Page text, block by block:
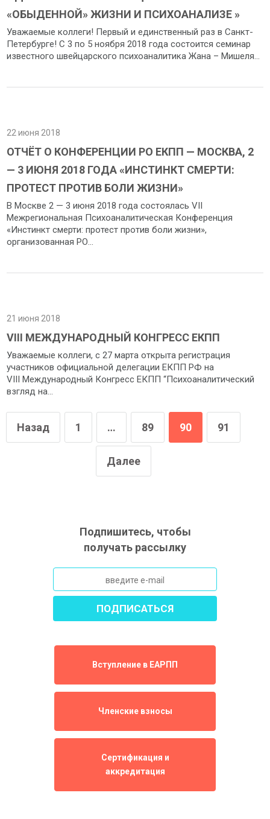
«ОБЫДЕННОЙ» ЖИЗНИ И ПСИХОАНАЛИЗЕ »
Уважаемые коллеги! Первый и единственный раз в Санкт-
Петербурге! С 3 по 5 ноября 2018 года состоится семинар
известного швейцарского психоаналитика Жана – Мишеля...
22 июня 2018
ОТЧЁТ О КОНФЕРЕНЦИИ РО ЕКПП — МОСКВА, 2
— 3 ИЮНЯ 2018 ГОДА «ИНСТИНКТ СМЕРТИ:
ПРОТЕСТ ПРОТИВ БОЛИ ЖИЗНИ»
В Москве 2 — 3 июня 2018 года состоялась VII
Межрегиональная Психоаналитическая Конференция
«Инстинкт смерти: протест против боли жизни»,
организованная РО...
21 июня 2018
VIII МЕЖДУНАРОДНЫЙ КОНГРЕСС ЕКПП
Уважаемые коллеги, с 27 марта открыта регистрация
участников официальной делегации ЕКПП РФ на
VIII Международный Конгресс ЕКПП “Психоаналитический
взгляд на...
Назад 1 … 89 90 91
Далее
Подпишитесь, чтобы
получать рассылку
Вступление в ЕАРПП
Членские взносы
Сертификация и
аккредитация